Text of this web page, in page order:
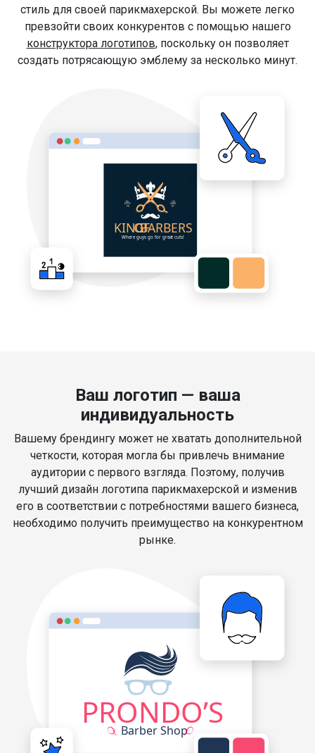
стиль для своей парикмахерской. Вы можете легко
превзойти своих конкурентов с помощью нашего
конструктора логотипов, поскольку он позволяет
создать потрясающую эмблему за несколько минут.
Ваш логотип — ваша
индивидуальность
Вашему брендингу может не хватать дополнительной
четкости, которая могла бы привлечь внимание
аудитории с первого взгляда. Поэтому, получив
лучший дизайн логотипа парикмахерской и изменив
его в соответствии с потребностями вашего бизнеса,
необходимо получить преимущество на конкурентном
рынке.